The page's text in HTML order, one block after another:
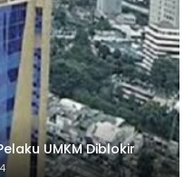
UMKM Diblokir